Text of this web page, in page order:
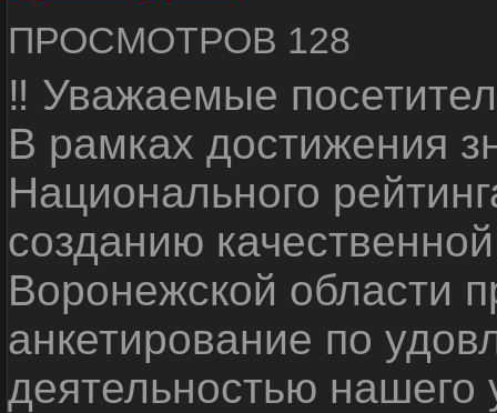
ПРОСМОТРОВ 128
‼ Уважаемые
В рамках достижения
Национального
созданию
Воронежской области
анкетирование по
деятельностью нашего